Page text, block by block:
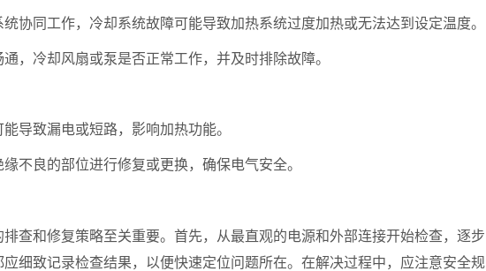
同工作，冷却系统故障可能导致加热系统过度加热或无法达到设定温度。
冷却风扇或泵是否正常工作，并及时排除故障。
致漏电或短路，影响加热功能。
良的部位进行修复或更换，确保电气安全。
和修复策略至关重要。首先，从最直观的电源和外部连接开始检查，逐步
细致记录检查结果，以便快速定位问题所在。在解决过程中，应注意安全规